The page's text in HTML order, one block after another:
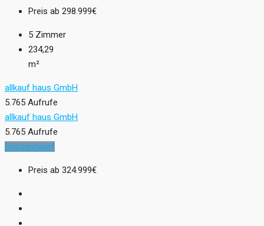
Preis ab 298.999€
5 Zimmer
234,29
m²
allkauf haus GmbH
5.765 Aufrufe
allkauf haus GmbH
5.765 Aufrufe
Hausentwurf
Preis ab 324.999€